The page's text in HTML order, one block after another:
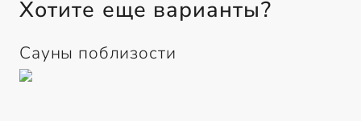
Хотите еще варианты?
Сауны поблизости